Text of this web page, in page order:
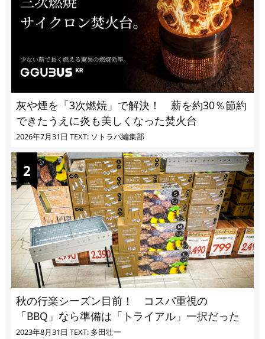
灰や煙を「3次燃焼」で解決！ 薪を約30％節約
できたうえに炎も美しくなった焚火台
2026年7月31日 TEXT: ソトラバ編集部
秋の行楽シーズン目前！ コスパ重視の
「BBQ」なら準備は「トライアル」一択だった
2023年8月31日 TEXT: 多田壮一